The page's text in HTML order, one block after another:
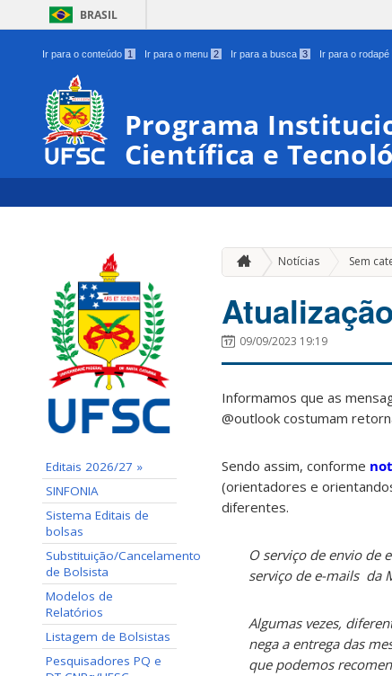
BRASIL
Ir para o conteúdo 1 Ir para o menu 2 Ir para a busca 3 Ir para o rodapé
Programa
Científica e
Editais 2026/27 »
SINFONIA
Sistema Editais de
bolsas
Substituição/Cancelamento
de Bolsista
Modelos de
Relatórios
Listagem de Bolsistas
Pesquisadores PQ e
Notícias Sem
09/09/2023 19:19
Informamos que as
@outlook costumam
Sendo assim, conforme
(orientadores e
diferentes.
O serviço de envio de
serviço de e-mails da
Algumas vezes,
nega a entrega das
que podemos